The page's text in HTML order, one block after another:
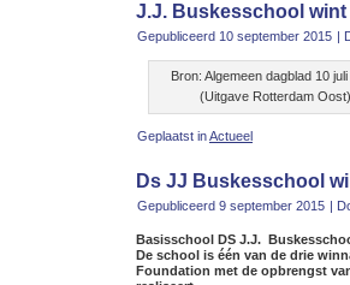
J.J. Buskesschool wint
Gepubliceerd 10 september 2015 |
Bron: Algemeen dagblad 10
(Uitgave Rotterdam Oost)
Geplaatst inActueel
Ds JJ Buskesschool
Gepubliceerd 9 september 2015 |
Basisschool DS J.J.
De school is één van de drie
Foundation met de opbrengst